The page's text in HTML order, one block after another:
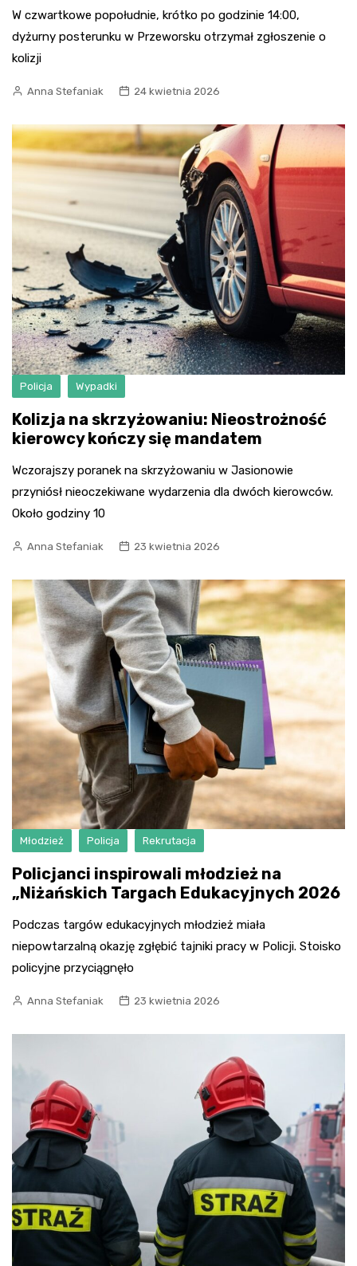
W czwartkowe popołudnie, krótko po godzinie 14:00,
dyżurny posterunku w Przeworsku otrzymał zgłoszenie o
kolizji
Anna Stefaniak 24 kwietnia 2026
Policja Wypadki
Kolizja na skrzyżowaniu: Nieostrożność
kierowcy kończy się mandatem
Wczorajszy poranek na skrzyżowaniu w Jasionowie
przyniósł nieoczekiwane wydarzenia dla dwóch kierowców.
Około godziny 10
Anna Stefaniak 23 kwietnia 2026
Młodzież Policja Rekrutacja
Policjanci inspirowali młodzież na
„Niżańskich Targach Edukacyjnych 2026
Podczas targów edukacyjnych młodzież miała
niepowtarzalną okazję zgłębić tajniki pracy w Policji. Stoisko
policyjne przyciągnęło
Anna Stefaniak 23 kwietnia 2026